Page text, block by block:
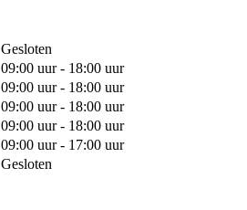
Gesloten
09:00 uur - 18:00 uur
09:00 uur - 18:00 uur
09:00 uur - 18:00 uur
09:00 uur - 18:00 uur
09:00 uur - 17:00 uur
Gesloten